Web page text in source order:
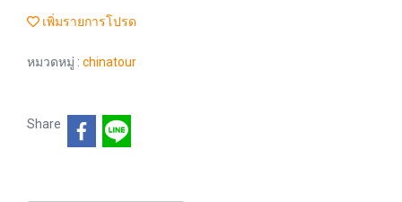
เพิ่มรายการโปรด
หมวดหมู่ : chinatour
Share